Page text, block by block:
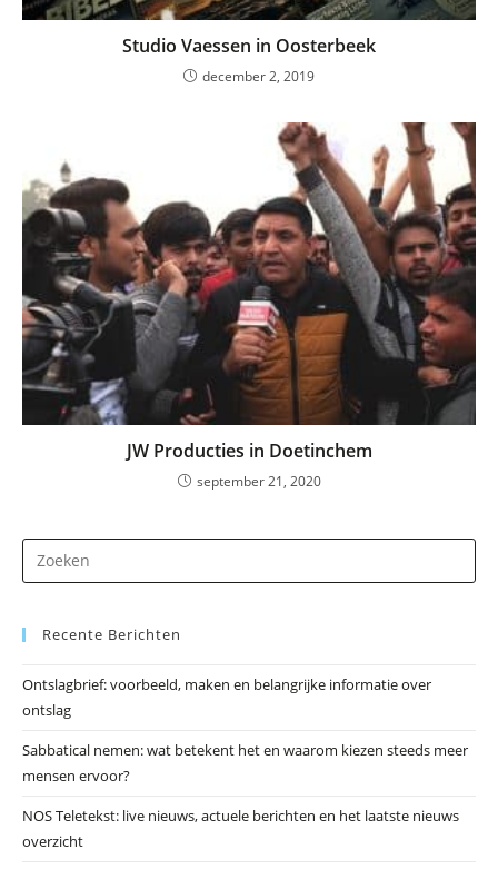
Studio Vaessen in Oosterbeek
december 2, 2019
JW Producties in Doetinchem
september 21, 2020
op
Recente Berichten
Ontslagbrief: voorbeeld, maken en belangrijke informatie over
ontslag
Sabbatical nemen: wat betekent het en waarom kiezen steeds meer
mensen ervoor?
NOS Teletekst: live nieuws, actuele berichten en het laatste nieuws
overzicht